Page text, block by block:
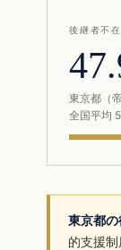
後継者不
東京都（
全国平均
東京都
的支援